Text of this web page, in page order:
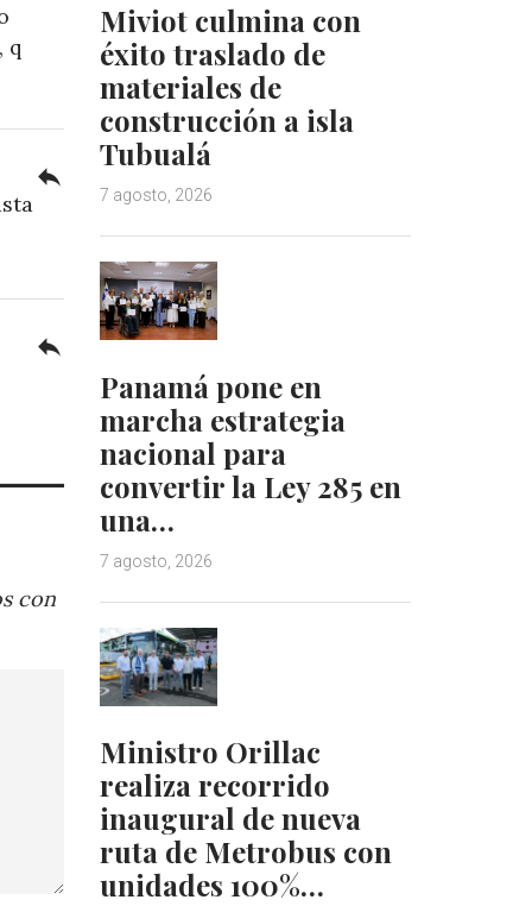
q
reply
reply
con
Miviot culmina con
éxito traslado de
materiales de
construcción a isla
Tubualá
7 agosto, 2026
Panamá pone en
marcha estrategia
nacional para
convertir la Ley 285 en
una…
7 agosto, 2026
Ministro Orillac
realiza recorrido
inaugural de nueva
ruta de Metrobus con
unidades 100%…